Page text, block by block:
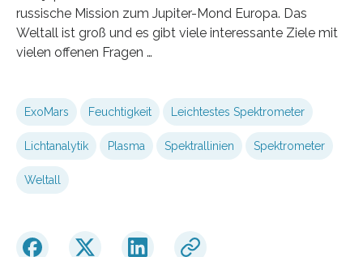
russische Mission zum Jupiter-Mond Europa. Das
Weltall ist groß und es gibt viele interessante Ziele mit
vielen offenen Fragen …
ExoMars Feuchtigkeit Leichtestes Spektrometer
Lichtanalytik Plasma Spektrallinien Spektrometer
Weltall